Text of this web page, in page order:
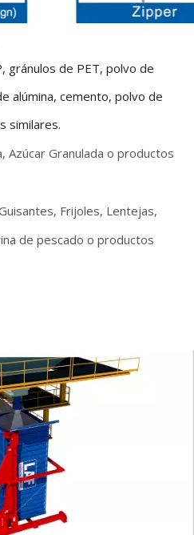
gránulos de PET, polvo de
alúmina, cemento, polvo de
similares.
Azúcar Granulada o productos
Frijoles, Lentejas,
de pescado o productos